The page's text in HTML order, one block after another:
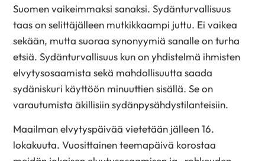
Suomen vaikeimmaksi sanaksi. Sydänturvallisuus
taas on selittäjälleen mutkikkaampi juttu. Ei vaikea
sekään, mutta suoraa synonyymiä sanalle on turha
etsiä. Sydänturvallisuus kun on yhdistelmä ihmisten
elvytysosaamista sekä mahdollisuutta saada
sydäniskuri käyttöön minuuttien sisällä. Se on
varautumista äkillisiin sydänpysähdystilanteisiin.
Maailman elvytyspäivää vietetään jälleen 16.
lokakuuta. Vuosittainen teemapäivä korostaa